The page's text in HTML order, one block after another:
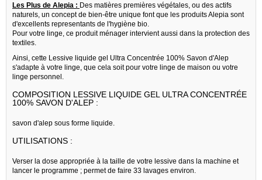
Les Plus de Alepia : Des matières premières végétales, ou des actifs
naturels, un concept de bien-être unique font que les produits Alepia sont
d'excellents representants de l'hygiène bio.
Pour votre linge, ce produit ménager intervient aussi dans la protection des
textiles.
Ainsi, cette Lessive liquide gel Ultra Concentrée 100% Savon d'Alep
s'adapte à votre linge, que cela soit pour votre linge de maison ou votre
linge personnel.
COMPOSITION LESSIVE LIQUIDE GEL ULTRA CONCENTRÉE
100% SAVON D'ALEP :
savon d'alep sous forme liquide.
UTILISATIONS :
Verser la dose appropriée à la taille de votre lessive dans la machine et
lancer le programme ; permet de faire 33 lavages environ.